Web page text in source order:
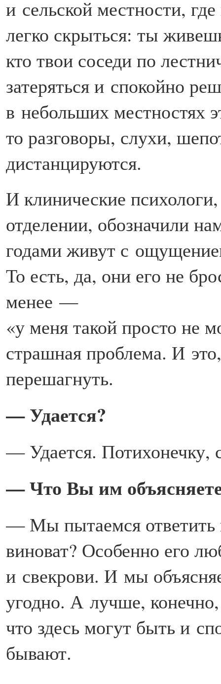
и сельской местности,
легко скрыться: ты
кто твои соседи по
затеряться и спокойно
в небольших местностях
то разговоры, слухи,
дистанцируются.
И клинические
отделении, обозначили
годами живут с
То есть, да, они его не
менее —
«у меня такой просто не
страшная проблема. И
перешагнуть.
— Удается?
— Удается. Потихонечку,
— Что Вы им
— Мы пытаемся ответить
виноват? Особенно его
и свекрови. И мы
угодно. А лучше,
что здесь могут быть и
бывают.